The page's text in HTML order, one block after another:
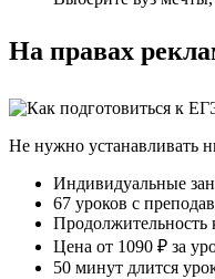
На правах
Не нужно устанавливать
Индивидуальные
67 уроков с
Продолжительность
Цена от 1090 ₽ за
50 минут длится